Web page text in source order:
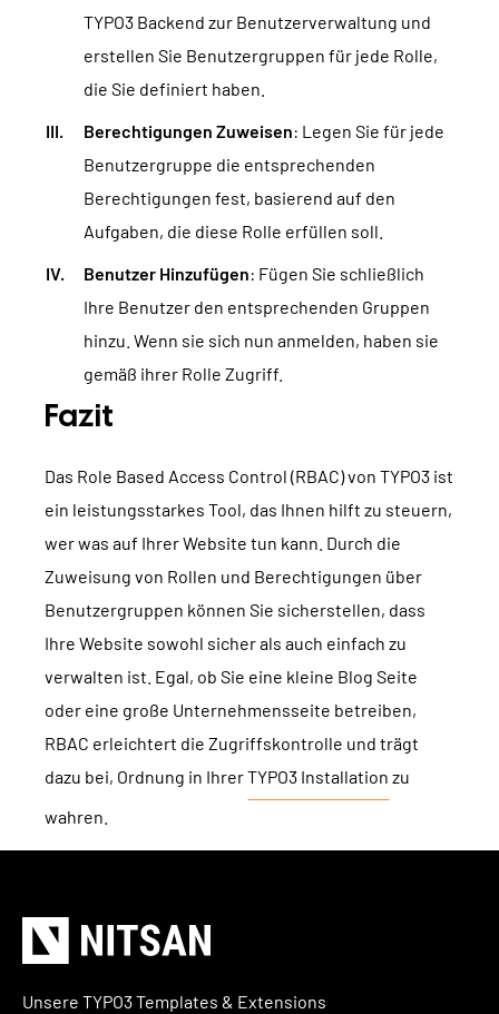
TYPO3 Backend zur Benutzerverwaltung und
erstellen Sie Benutzergruppen für jede Rolle,
die Sie definiert haben.
Berechtigungen Zuweisen: Legen Sie für jede
Benutzergruppe die entsprechenden
Berechtigungen fest, basierend auf den
Aufgaben, die diese Rolle erfüllen soll.
Benutzer Hinzufügen: Fügen Sie schließlich
Ihre Benutzer den entsprechenden Gruppen
hinzu. Wenn sie sich nun anmelden, haben sie
gemäß ihrer Rolle Zugriff.
Fazit
Das Role Based Access Control (RBAC) von TYPO3 ist
ein leistungsstarkes Tool, das Ihnen hilft zu steuern,
wer was auf Ihrer Website tun kann. Durch die
Zuweisung von Rollen und Berechtigungen über
Benutzergruppen können Sie sicherstellen, dass
Ihre Website sowohl sicher als auch einfach zu
verwalten ist. Egal, ob Sie eine kleine Blog Seite
oder eine große Unternehmensseite betreiben,
RBAC erleichtert die Zugriffskontrolle und trägt
dazu bei, Ordnung in IhrerTYPO3 Installation zu
wahren.
Unsere TYPO3 Templates & Extensions